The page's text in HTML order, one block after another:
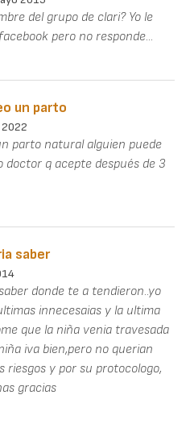
del grupo de clari? Yo le
pero no responde...
un parto
parto natural alguien puede
doctor q acepte después de 3
saber
donde te a tendieron..yo
innecesaias y la ultima
que la niña venia travesada
iva bien,pero no querian
riesgos y por su protocologo,
gracias